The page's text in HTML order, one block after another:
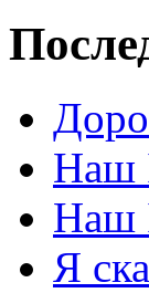
Наш
Наш
Я